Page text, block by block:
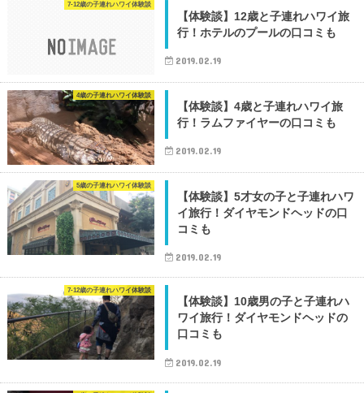
7-12歳の子連れハワイ体験談
【体験談】12歳と子連れハワイ旅
行！ホテルのプールの口コミも
2019.02.19
4歳の子連れハワイ体験談
【体験談】4歳と子連れハワイ旅
行！ラムファイヤーの口コミも
2019.02.19
5歳の子連れハワイ体験談
【体験談】5才女の子と子連れハワ
イ旅行！ダイヤモンドヘッドの口
コミも
2019.02.19
7-12歳の子連れハワイ体験談
【体験談】10歳男の子と子連れハ
ワイ旅行！ダイヤモンドヘッドの
口コミも
2019.02.19